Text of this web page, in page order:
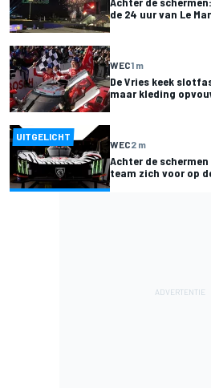
de 24 uur van Le
WEC1 m
De Vries keek
maar kleding
UITGELICHT
WEC2 m
Achter de
team zich voor op